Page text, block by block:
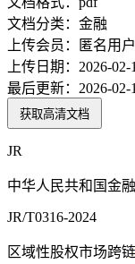
文档分类： 金融
上传会员：
匿名用户
上传日期： 2026-02-
最后更新： 2026-02-
获取高清文档
JR
中华人民共和国金
JR/T0316-2024
区域性股权市场跨链